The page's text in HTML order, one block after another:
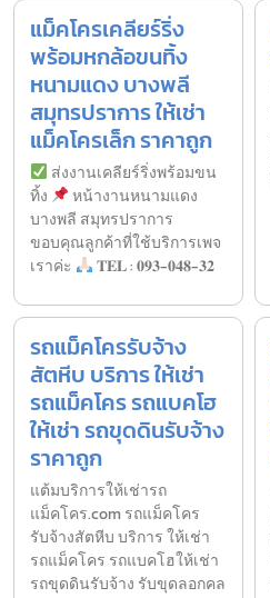
แม็คโครเคลียร์ริ่ง
พร้อมหกล้อขนทิ้ง
หนามแดง บางพลี
สมุทรปราการ ให้เช่า
แม็คโครเล็ก ราคาถูก
ส่งงานเคลียร์ริ่งพร้อมขน
ทิ้ง
หน้างานหนามแดง
บางพลี สมุทรปราการ
ขอบคุณลูกค้าที่ใช้บริการเพจ
เราค่ะ
𝐓𝐄𝐋 : 𝟎𝟗𝟑-𝟎𝟒𝟖-𝟑𝟐
รถแม็คโครรับจ้าง
สัตหีบ บริการ ให้เช่า
รถแม็คโคร รถแบคโฮ
ให้เช่า รถขุดดินรับจ้าง
ราคาถูก
แต้มบริการให้เช่ารถ
แม็คโคร.com รถแม็คโคร
รับจ้างสัตหีบ บริการ ให้เช่า
รถแม็คโคร รถแบคโฮให้เช่า
รถขุดดินรับจ้าง รับขุดลอกคล